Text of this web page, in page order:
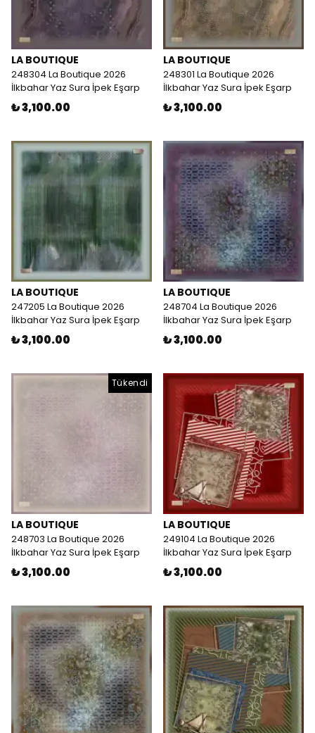
LA BOUTIQUE
248304 La Boutique 2026
İlkbahar Yaz Sura İpek Eşarp
₺ 3,100.00
LA BOUTIQUE
248301 La Boutique 2026
İlkbahar Yaz Sura İpek Eşarp
₺ 3,100.00
LA BOUTIQUE
247205 La Boutique 2026
İlkbahar Yaz Sura İpek Eşarp
₺ 3,100.00
LA BOUTIQUE
248704 La Boutique 2026
İlkbahar Yaz Sura İpek Eşarp
₺ 3,100.00
Tükendi
LA BOUTIQUE
248703 La Boutique 2026
İlkbahar Yaz Sura İpek Eşarp
₺ 3,100.00
LA BOUTIQUE
249104 La Boutique 2026
İlkbahar Yaz Sura İpek Eşarp
₺ 3,100.00